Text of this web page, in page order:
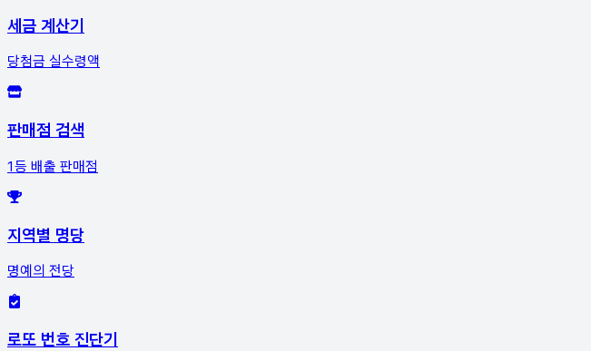
세금 계산기
당첨금 실수령액
판매점 검색
1등 배출 판매점
지역별 명당
명예의 전당
로또 번호 진단기